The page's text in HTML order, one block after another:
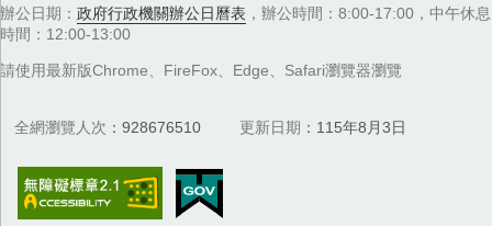
辦公日期： 政府行政機關辦公日曆表 ，辦公時間：8:00-17:00，中午休息
時間：12:00-13:00
請使用最新版Chrome、FireFox、Edge、Safari瀏覽器瀏覽
全網瀏覽人次 928676510 更新日期 115年8月3日